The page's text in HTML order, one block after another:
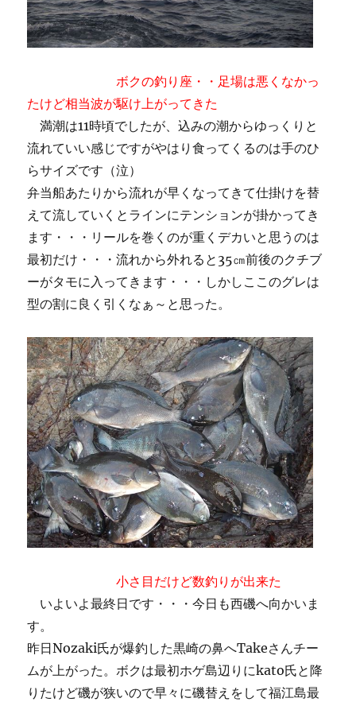
ボクの釣り座・・足場は悪くなかっ
たけど相当波が駆け上がってきた
満潮は11時頃でしたが、込みの潮からゆっくりと
流れていい感じですがやはり食ってくるのは手のひ
らサイズです（泣）
弁当船あたりから流れが早くなってきて仕掛けを替
えて流していくとラインにテンションが掛かってき
ます・・・リールを巻くのが重くデカいと思うのは
最初だけ・・・流れから外れると35㎝前後のクチブ
ーがタモに入ってきます・・・しかしここのグレは
型の割に良く引くなぁ～と思った。
小さ目だけど数釣りが出来た
いよいよ最終日です・・・今日も西磯へ向かいま
す。
昨日Nozaki氏が爆釣した黒崎の鼻へTakeさんチー
ムが上がった。ボクは最初ホゲ島辺りにkato氏と降
りたけど磯が狭いので早々に磯替えをして福江島最